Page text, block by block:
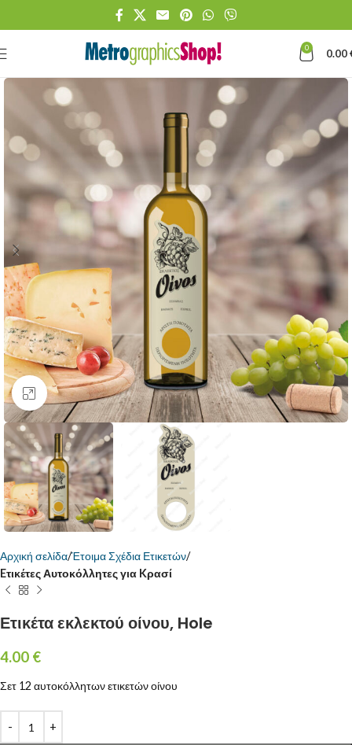
0 0.00
Κάντε κλικ για μεγέθυνση
Αρχική σελίδα Έτοιμα Σχέδια Ετικετών
Eτικέτες Αυτοκόλλητες για Kρασί
Ετικέτα εκλεκτού οίνου, Hole
4.00 €
Σετ 12 αυτοκόλλητων ετικετών οίνου